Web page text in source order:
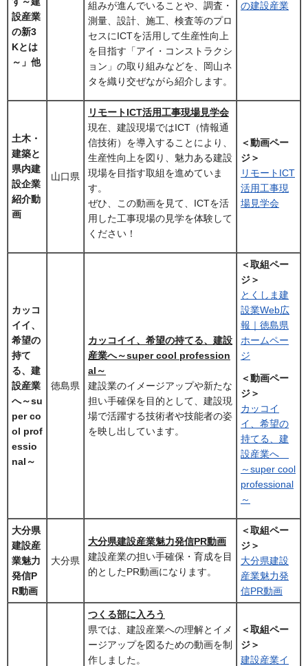
設産業
の新3
Kとは
～」他
組みが進んでいることや、調査・
測量、設計、施工、検査等のプロ
セスにICTを活用して生産性向上
を目指す「アイ・コンストラクシ
ョン」の取り組みなどを、岡山ネ
タを織り交ぜながら紹介します。
の建設産業
土木・
建築と
県内建
設企業
紹介動
画
山口県
リモートICT活用工事現場見学会
現在、建設現場ではICT（情報通
信技術）を導入することにより、
生産性向上を図り、魅力ある建設
現場を目指す取組を進めていま
す。
ぜひ、この動画を見て、ICTを活
用した工事現場の見学を体験して
ください！
＜動画ペー
ジ＞
リモートICT
活用工事現
場見学会
カッコ
イイ、
希望の
持て
る、建
設産業
へ～su
per co
ol prof
essio
nal～
徳島県
カッコイイ、希望の持てる、建設
産業へ～super cool profession
al～
建設業のイメージアップや新たな
担い手確保を目的として、建設現
場で活躍する技術者や技能者の姿
を映し出しています。
＜取組ペー
ジ＞
とくしま建
設業Web広
報｜徳島県
ホームペー
ジ
＜動画ペー
ジ＞
カッコイ
イ、希望の
持てる、建
設産業へ
～super cool
professional
～
大分県
建設産
業魅力
発信P
R動画
大分県
大分県建設産業魅力発信PR動画
建設産業の担い手確保・育成を目
的としたPR動画になります。
＜取組ペー
ジ＞
大分県建設
産業魅力発
信PR動画
つくる部に入ろう
県では、建設産業への理解とイメ
ージアップを図るための動画を制
作しました。
＜取組ペー
ジ＞
建設産業イ